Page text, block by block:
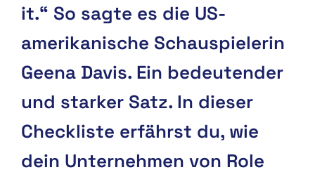
it.“ So sagte es die US-
amerikanische Schauspielerin
Geena Davis. Ein bedeutender
und starker Satz. In dieser
Checkliste erfährst du, wie
dein Unternehmen von Role